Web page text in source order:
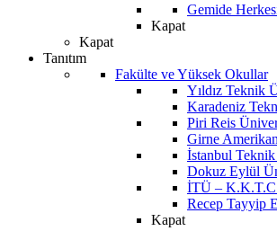
Gemide
Kapat
Kapat
Tanıtım
Fakülte ve Yüksek Okullar
Yıldız Teknik
Karadeniz
Piri Reis
Girne
İstanbul
Dokuz Eylül
İTÜ –
Recep Tayyip
Kapat